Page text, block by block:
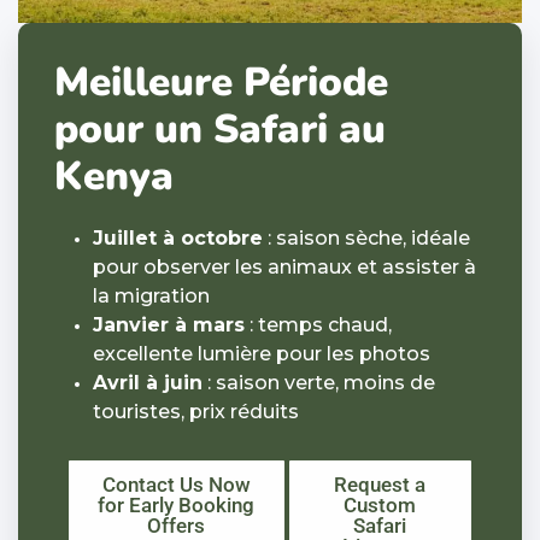
Meilleure Période
pour un Safari au
Kenya
Juillet à octobre : saison sèche, idéale
pour observer les animaux et assister à
la migration
Janvier à mars : temps chaud,
excellente lumière pour les photos
Avril à juin : saison verte, moins de
touristes, prix réduits
Contact Us Now
for Early Booking
Offers
Request a
Custom
Safari